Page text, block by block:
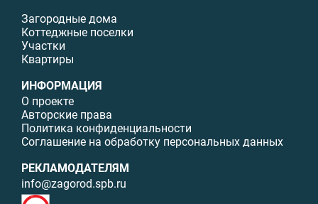
Загородные дома
Коттеджные поселки
Участки
Квартиры
ИНФОРМАЦИЯ
О проекте
Авторские права
Политика конфиденциальности
Соглашение на обработку персональных данных
РЕКЛАМОДАТЕЛЯМ
info@zagorod.spb.ru